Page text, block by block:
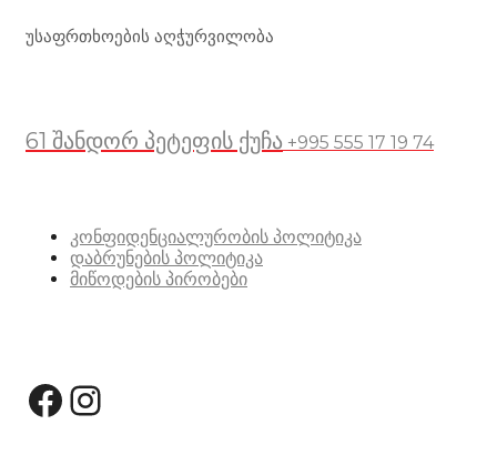
უსაფრთხოების აღჭურვილობა
61 შანდორ პეტეფის ქუჩა +995 555 17 19 74
კონფიდენციალურობის პოლიტიკა
დაბრუნების პოლიტიკა
მიწოდების პირობები
Facebook
Instagram